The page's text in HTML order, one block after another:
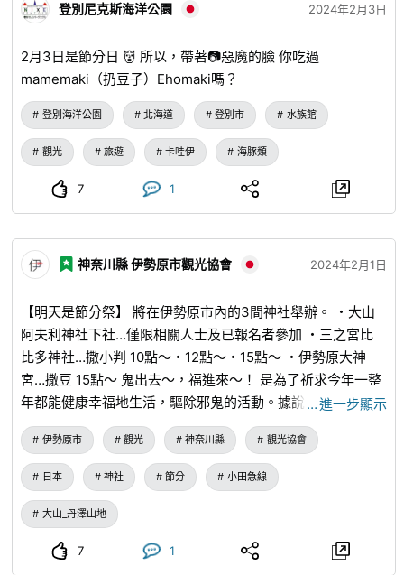
登別尼克斯海洋公園 2024年2月3日
2月3日是節分日 👹 所以，帶著📷惡魔的臉 你吃過
mamemaki（扔豆子）Ehomaki嗎？
登別海洋公園 北海道 登別市 水族館
觀光 旅遊 卡哇伊 海豚類
7 1
神奈川縣 伊勢原市觀光協會 2024年2月1日
【明天是節分祭】 將在伊勢原市內的3間神社舉辦。 ・大山
阿夫利神社下社…僅限相關人士及已報名者參加 ・三之宮比
比多神社…撒小判 10點～・12點～・15點～ ・伊勢原大神
宮…撒豆 15點～ 鬼出去～，福進來～！ 是為了祈求今年一整
年都能健康幸福地生活，驅除邪鬼的活動。據說吃下與自己年
齡相同的豆子就能獲得幸福。 在伊勢原市內的3間神社境內，
將會舉行盛大的撒豆儀式。 穿著被稱為行事司的撒豆者會排
在特設舞台上，隨著吆喝聲一同撒出福豆。裝在小袋子裡的豆
子裡還放有籤，當地的小朋友們都非常興奮地撿拾。 比比多
神社的驅鬼神事是一大看點。已成為傳統活動。 話說回來，
在家裡撒豆子的時候，有時會發現去年年底大掃除時撒的豆子
嗎？ 詳情請參閱伊勢原市觀光協會的網站。
…進一步顯示
伊勢原市 觀光 神奈川縣 觀光協會
日本 神社 節分 小田急線
大山_丹澤山地
7 1